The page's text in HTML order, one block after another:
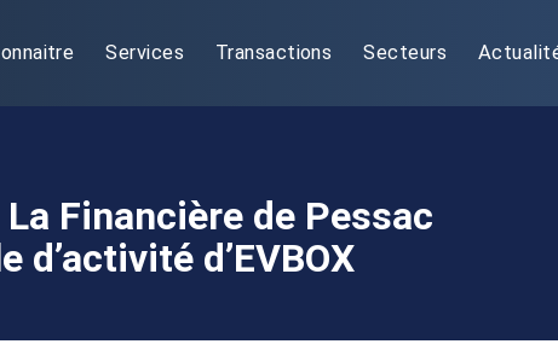
Services Transactions Secteurs
Financière de Pessac
d’EVBOX